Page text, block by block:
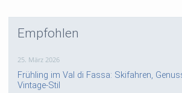
Empfohlen
25. März 2026
Frühling im Val di Fassa: Skifahren,
Vintage-Stil